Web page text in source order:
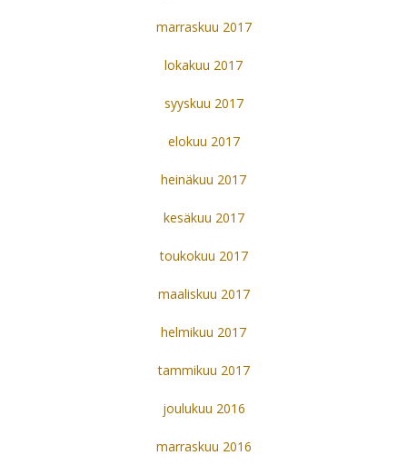
marraskuu 2017
lokakuu 2017
syyskuu 2017
elokuu 2017
heinäkuu 2017
kesäkuu 2017
toukokuu 2017
maaliskuu 2017
helmikuu 2017
tammikuu 2017
joulukuu 2016
marraskuu 2016